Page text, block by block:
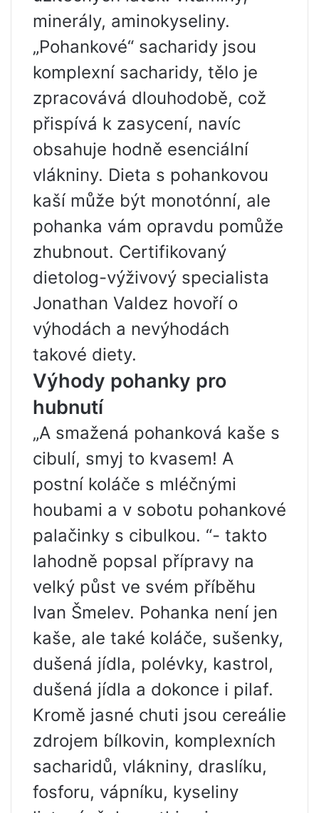
minerály, aminokyseliny.
„Pohankové“ sacharidy jsou
komplexní sacharidy, tělo je
zpracovává dlouhodobě, což
přispívá k zasycení, navíc
obsahuje hodně esenciální
vlákniny. Dieta s pohankovou
kaší může být monotónní, ale
pohanka vám opravdu pomůže
zhubnout. Certifikovaný
dietolog-výživový specialista
Jonathan Valdez hovoří o
výhodách a nevýhodách
takové diety.
Výhody pohanky pro
hubnutí
„A smažená pohanková kaše s
cibulí, smyj to kvasem! A
postní koláče s mléčnými
houbami a v sobotu pohankové
palačinky s cibulkou. “- takto
lahodně popsal přípravy na
velký půst ve svém příběhu
Ivan Šmelev. Pohanka není jen
kaše, ale také koláče, sušenky,
dušená jídla, polévky, kastrol,
dušená jídla a dokonce i pilaf.
Kromě jasné chuti jsou cereálie
zdrojem bílkovin, komplexních
sacharidů, vlákniny, draslíku,
fosforu, vápníku, kyseliny